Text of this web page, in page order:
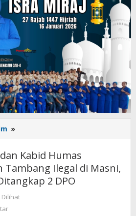
»
dan
Humas
Pengungkapan
Tambang
di
Kabid Humas
Tambang Ilegal di Masni,
2 DPO
Dilihat